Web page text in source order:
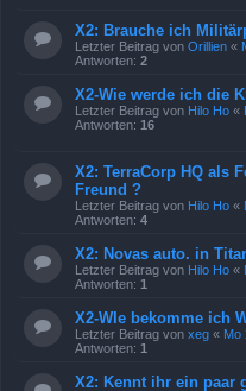
X2: Brauche ich
Letzter Beitrag von Orillien «
Antworten: 2
X2-Wie werde ich die
Letzter Beitrag von Hilo Ho «
Antworten: 16
X2: TerraCorp HQ als
Freund ?
Letzter Beitrag von Hilo Ho «
Antworten: 4
X2: Novas auto. in
Letzter Beitrag von Hilo Ho «
Antworten: 1
X2-WIe bekomme ich
Letzter Beitrag von xeg « Mo
Antworten: 1
X2: Kennt ihr ein paar